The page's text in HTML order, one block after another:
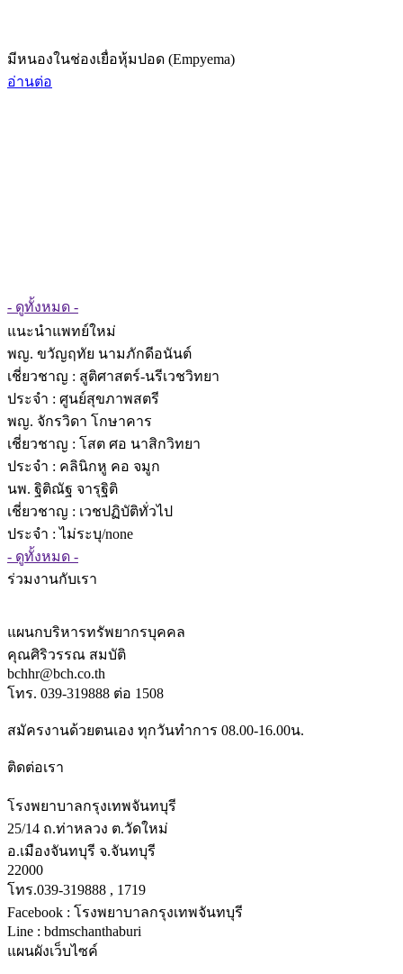
มีหนองในช่องเยื่อหุ้มปอด (Empyema)
อ่านต่อ
- ดูทั้งหมด -
แนะนำแพทย์ใหม่
พญ. ขวัญฤทัย นามภักดีอนันต์
เชี่ยวชาญ : สูติศาสตร์-นรีเวชวิทยา
ประจำ : ศูนย์สุขภาพสตรี
พญ. จักรวิดา โกษาคาร
เชี่ยวชาญ : โสต ศอ นาสิกวิทยา
ประจำ : คลินิกหู คอ จมูก
นพ. ฐิติณัฐ จารุฐิติ
เชี่ยวชาญ : เวชปฏิบัติทั่วไป
ประจำ : ไม่ระบุ/none
- ดูทั้งหมด -
ร่วมงานกับเรา
แผนกบริหารทรัพยากรบุคคล
คุณศิริวรรณ สมบัติ
bchhr@bch.co.th
โทร. 039-319888 ต่อ 1508
สมัครงานด้วยตนเอง ทุกวันทำการ 08.00-16.00น.
ติดต่อเรา
โรงพยาบาลกรุงเทพจันทบุรี
25/14 ถ.ท่าหลวง ต.วัดใหม่
อ.เมืองจันทบุรี จ.จันทบุรี
22000
โทร.039-319888 , 1719
Facebook : โรงพยาบาลกรุงเทพจันทบุรี
Line : bdmschanthaburi
แผนผังเว็บไซค์